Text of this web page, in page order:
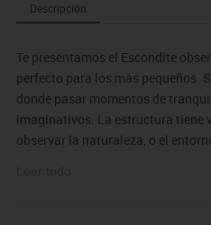
Descripción
Te presentamos el Escondite
perfecto para los más pequeños.
donde pasar momentos de
imaginativos. La estructura tiene
observar la naturaleza, o el